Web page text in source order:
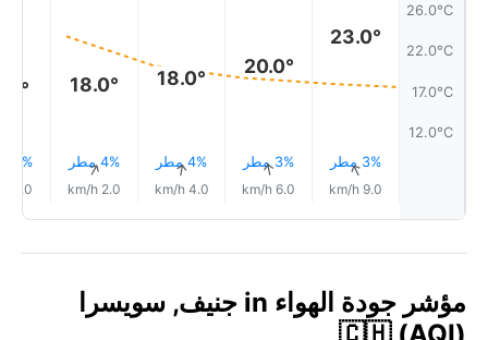
26.0°C
22.0°C
17.0°C
12.0°C
23.0°
3% مطر↑
9.0 km/h
20.0°
3% مطر↑
6.0 km/h
18.0°
4% مطر↑
4.0 km/h
18.0°
4% مطر↑
2.0 km/h
4% مطر
1.0 km/h
مؤشر جودة الهواء in جنيف, سويسرا